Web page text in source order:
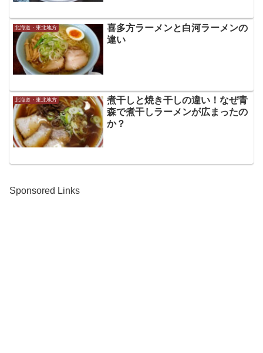
北海道・東北地方
喜多方ラーメンと白河ラーメンの
違い
北海道・東北地方
煮干しと焼き干しの違い！なぜ青
森で煮干しラーメンが広まったの
か？
Sponsored Links